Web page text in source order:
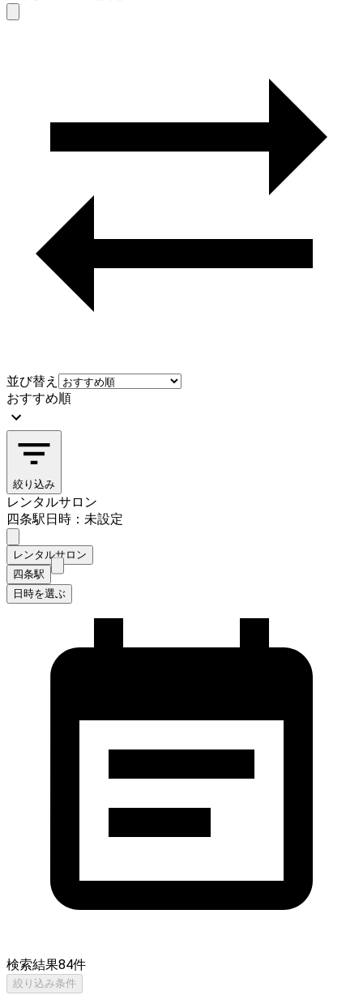
並び替え
おすすめ順
絞り込み
レンタルサロン
四条駅日時：未設定
レンタルサロン
四条駅
日時を選ぶ
検索結果84件
絞り込み条件